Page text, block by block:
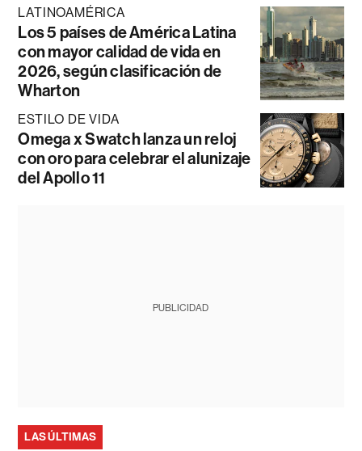
LATINOAMÉRICA
Los 5 países de América Latina
con mayor calidad de vida en
2026, según clasificación de
Wharton
ESTILO DE VIDA
Omega x Swatch lanza un reloj
con oro para celebrar el alunizaje
del Apollo 11
PUBLICIDAD
LAS ÚLTIMAS